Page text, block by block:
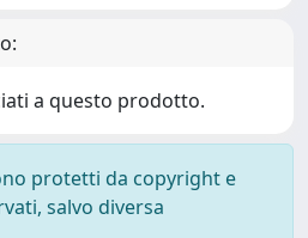
a questo prodotto.
protetti da copyright e
salvo diversa